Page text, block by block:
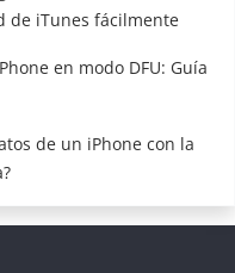
de iTunes fácilmente
en modo DFU: Guía
de un iPhone con la